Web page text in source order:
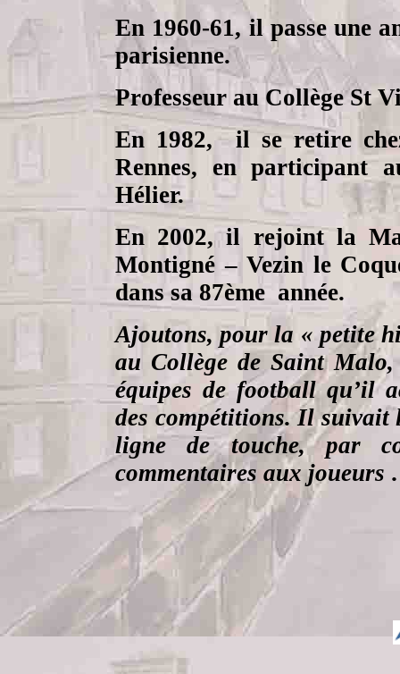
En 1960-61, il passe une
parisienne.
Professeur au Collège St
En 1982,
il se retire
Rennes, en participant
Hélier.
En 2002, il rejoint la
Montigné – Vezin le
dans sa 87ème année.
Ajoutons, pour la « petite
au Collège de Saint
équipes de football qu’il
des compétitions. Il suivait
ligne de touche, par
commentaires aux